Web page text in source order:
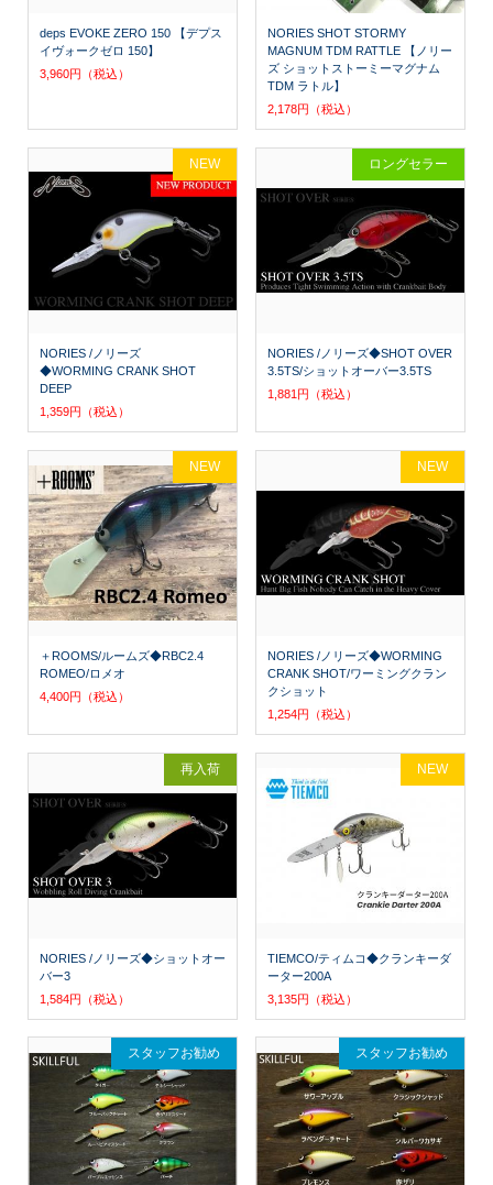
deps EVOKE ZERO 150 【デプス
イヴォークゼロ 150】
3,960円（税込）
NORIES SHOT STORMY
MAGNUM TDM RATTLE 【ノリー
ズ ショットストーミーマグナム
TDM ラトル】
2,178円（税込）
NORIES /ノリーズ
◆WORMING CRANK SHOT
DEEP
1,359円（税込）
NEW
NORIES /ノリーズ◆SHOT OVER
3.5TS/ショットオーバー3.5TS
1,881円（税込）
ロングセラー
＋ROOMS/ルームズ◆RBC2.4
ROMEO/ロメオ
4,400円（税込）
NEW
NORIES /ノリーズ◆WORMING
CRANK SHOT/ワーミングクラン
クショット
1,254円（税込）
NEW
NORIES /ノリーズ◆ショットオー
バー3
1,584円（税込）
再入荷
TIEMCO/ティムコ◆クランキーダ
ーター200A
3,135円（税込）
NEW
スタッフお勧め スタッフお勧め